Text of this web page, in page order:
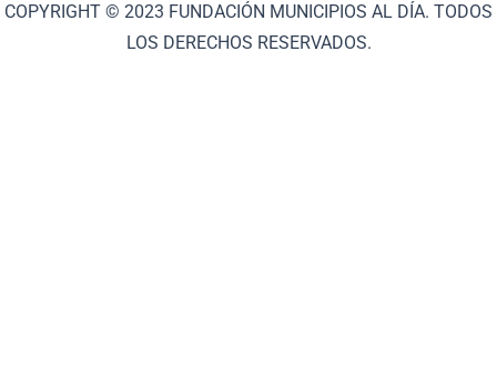
COPYRIGHT © 2023 FUNDACIÓN MUNICIPIOS AL DÍA. TODOS
LOS DERECHOS RESERVADOS.